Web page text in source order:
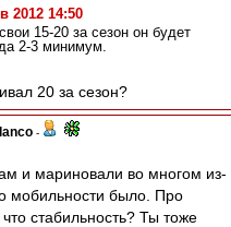
2012 14:50
15-20 за сезон он будет
2-3 минимум.
20 за сезон?
-
и мариновали во многом из-
мобильности было. Про
стабильность? Ты тоже